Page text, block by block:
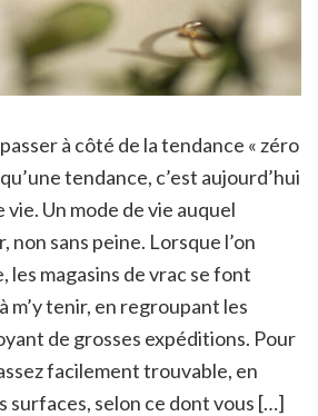
à côté de la tendance « zéro
tendance, c’est aujourd’hui
vie. Un mode de vie auquel
non sans peine. Lorsque l’on
les magasins de vrac se font
m’y tenir, en regroupant les
de grosses expéditions. Pour
facilement trouvable, en
surfaces, selon ce dont vous […]